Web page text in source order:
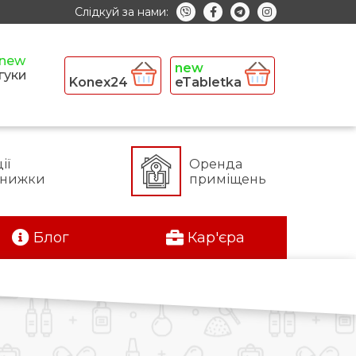
Слідкуй за нами:
Konex24 eTabletka
Оренда
приміщень
Блог Кар'єра